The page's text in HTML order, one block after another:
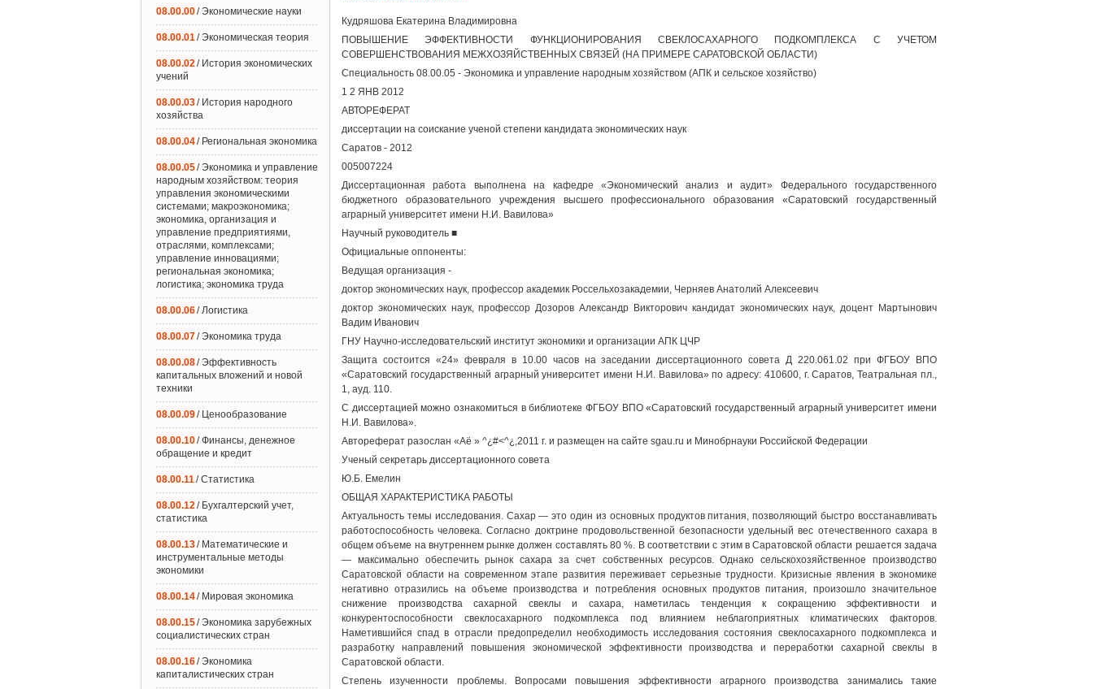
Кудряшова Екатерина Владимировна
ПОВЫШЕНИЕ ЭФФЕКТИВНОСТИ ФУНКЦИОНИРОВАНИЯ СВЕКЛОСАХАРНОГО ПОДКОМПЛЕКСА С УЧЕТОМ
СОВЕРШЕНСТВОВАНИЯ МЕЖХОЗЯЙСТВЕННЫХ СВЯЗЕЙ (НА ПРИМЕРЕ САРАТОВСКОЙ ОБЛАСТИ)
Специальность 08.00.05 - Экономика и управление народным хозяйством (АПК и сельское хозяйство)
1 2 ЯНВ 2012
АВТОРЕФЕРАТ
диссертации на соискание ученой степени кандидата экономических наук
Саратов - 2012
005007224
Диссертационная работа выполнена на кафедре «Экономический анализ и аудит» Федерального государственного
бюджетного образовательного учреждения высшего профессионального образования «Саратовский государственный
аграрный университет имени Н.И. Вавилова»
Научный руководитель ■
Официальные оппоненты:
Ведущая организация -
доктор экономических наук, профессор академик Россельхозакадемии, Черняев Анатолий Алексеевич
доктор экономических наук, профессор Дозоров Александр Викторович кандидат экономических наук, доцент Мартынович
Вадим Иванович
ГНУ Научно-исследовательский институт экономики и организации АПК ЦЧР
Защита состоится «24» февраля в 10.00 часов на заседании диссертационного совета Д 220.061.02 при ФГБОУ ВПО
«Саратовский государственный аграрный университет имени Н.И. Вавилова» по адресу: 410600, г. Саратов, Театральная пл.,
1, ауд. 110.
С диссертацией можно ознакомиться в библиотеке ФГБОУ ВПО «Саратовский государственный аграрный университет имени
Н.И. Вавилова».
Автореферат разослан «Аё » ^¿#<^¿,2011 г. и размещен на сайте sgau.ru и Минобрнауки Российской Федерации
Ученый секретарь диссертационного совета
Ю.Б. Емелин
ОБЩАЯ ХАРАКТЕРИСТИКА РАБОТЫ
Актуальность темы исследования. Сахар — это один из основных продуктов питания, позволяющий быстро восстанавливать
работоспособность человека. Согласно доктрине продовольственной безопасности удельный вес отечественного сахара в
общем объеме на внутреннем рынке должен составлять 80 %. В соответствии с этим в Саратовской области решается задача
— максимально обеспечить рынок сахара за счет собственных ресурсов. Однако сельскохозяйственное производство
Саратовской области на современном этапе развития переживает серьезные трудности. Кризисные явления в экономике
негативно отразились на объеме производства и потребления основных продуктов питания, произошло значительное
снижение производства сахарной свеклы и сахара, наметилась тенденция к сокращению эффективности и
конкурентоспособности свеклосахарного подкомплекса под влиянием неблагоприятных климатических факторов.
Наметившийся спад в отрасли предопределил необходимость исследования состояния свеклосахарного подкомплекса и
разработку направлений повышения экономической эффективности производства и переработки сахарной свеклы в
Саратовской области.
Степень изученности проблемы. Вопросами повышения эффективности аграрного производства занимались такие
08.00.00/ Экономические науки
08.00.01/ Экономическая теория
08.00.02/ История экономических
учений
08.00.03/ История народного
хозяйства
08.00.04/ Региональная экономика
08.00.05/ Экономика и управление
народным хозяйством: теория
управления экономическими
системами; макроэкономика;
экономика, организация и
управление предприятиями,
отраслями, комплексами;
управление инновациями;
региональная экономика;
логистика; экономика труда
08.00.06/ Логистика
08.00.07/ Экономика труда
08.00.08/ Эффективность
капитальных вложений и новой
техники
08.00.09/ Ценообразование
08.00.10/ Финансы, денежное
обращение и кредит
08.00.11/ Статистика
08.00.12/ Бухгалтерский учет,
статистика
08.00.13/ Математические и
инструментальные методы
экономики
08.00.14/ Мировая экономика
08.00.15/ Экономика зарубежных
социалистических стран
08.00.16/ Экономика
капиталистических стран